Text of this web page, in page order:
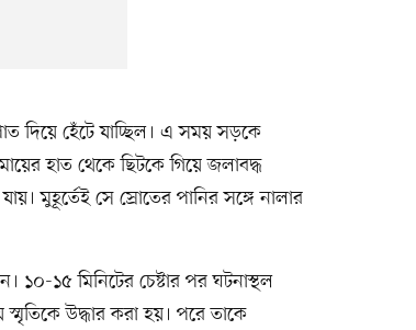
দিয়ে হেঁটে যাচ্ছিল। এ সময় সড়কে
হাত থেকে ছিটকে গিয়ে জলাবদ্ধ
মুহূর্তেই সে স্রোতের পানির সঙ্গে নালার
১৫ মিনিটের চেষ্টার পর ঘটনাস্থল
উদ্ধার করা হয়। পরে তাকে